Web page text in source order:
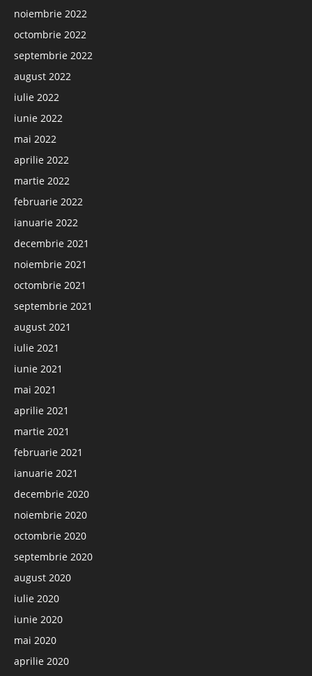
noiembrie 2022
octombrie 2022
septembrie 2022
august 2022
iulie 2022
iunie 2022
mai 2022
aprilie 2022
martie 2022
februarie 2022
ianuarie 2022
decembrie 2021
noiembrie 2021
octombrie 2021
septembrie 2021
august 2021
iulie 2021
iunie 2021
mai 2021
aprilie 2021
martie 2021
februarie 2021
ianuarie 2021
decembrie 2020
noiembrie 2020
octombrie 2020
septembrie 2020
august 2020
iulie 2020
iunie 2020
mai 2020
aprilie 2020